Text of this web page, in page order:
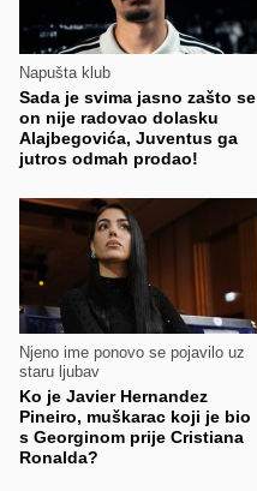
Napušta klub
Sada je svima jasno zašto se
on nije radovao dolasku
Alajbegovića, Juventus ga
jutros odmah prodao!
Njeno ime ponovo se pojavilo uz
staru ljubav
Ko je Javier Hernandez
Pineiro, muškarac koji je bio
s Georginom prije Cristiana
Ronalda?